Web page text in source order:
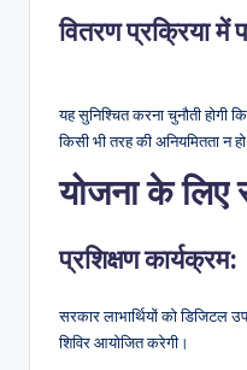
वितरण प्रक्रिया में
यह सुनिश्चित करना चुनौती होगी
किसी भी तरह की अनियमितता न
योजना के लिए
प्रशिक्षण कार्यक्रम:
सरकार लाभार्थियों को डिजिटल
शिविर आयोजित करेगी।